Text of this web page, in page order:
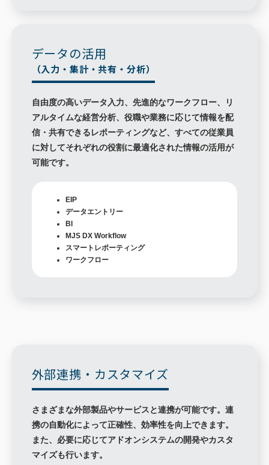
データの活用
（入力・集計・共有・分析）
自由度の高いデータ入力、先進的なワークフロー、リ
アルタイムな経営分析、役職や業務に応じて情報を配
信・共有できるレポーティングなど、すべての従業員
に対してそれぞれの役割に最適化された情報の活用が
可能です。
EIP
データエントリー
BI
MJS DX Workflow
スマートレポーティング
ワークフロー
外部連携・カスタマイズ
さまざまな外部製品やサービスと連携が可能です。連
携の自動化によって正確性、効率性を向上できます。
また、必要に応じてアドオンシステムの開発やカスタ
マイズも行います。